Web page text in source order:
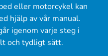
eller motorcykel kan
hjälp av vår manual.
igenom varje steg i
och tydligt sätt.